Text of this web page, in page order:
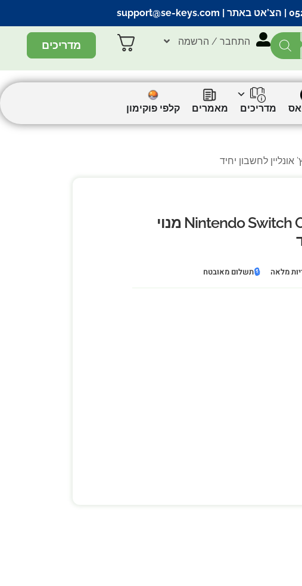
| הצ’אט באתר | support@se-keys.com
התחבר / הרשמה מדריכים
מדריכים מאמרים קלפי פוקימון
Nintendo Switch Online (Individual Membership) מנוי
מלאה 🔒תשלום מאובטח